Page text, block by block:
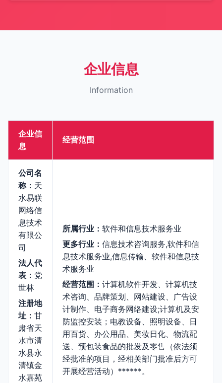
企业信息
Information
企业信
息
经营范围
公司名
称： 天
水易联
网络信
息技术
有限公
司
法人代
表： 党
世林
注册地
址： 甘
肃省天
水市清
水县永
清镇金
水嘉苑
所属行业： 软件和信息技术服务业
更多行业： 信息技术咨询服务,软件和信
息技术服务业,信息传输、软件和信息技
术服务业
经营范围： 计算机软件开发、计算机技
术咨询、品牌策划、网站建设、广告设
计制作、电子商务网络建设;计算机及安
防监控安装；电教设备、照明设备、日
用百货、办公用品、美妆日化、物流配
送、预包装食品的批发及零售（依法须
经批准的项目，经相关部门批准后方可
开展经营活动）******。